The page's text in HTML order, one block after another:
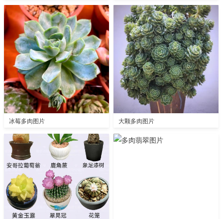
冰莓多肉图片 大颗多肉图片